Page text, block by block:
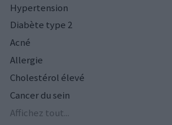
Hypertension
Diabète type 2
Acné
Allergie
Cholestérol élevé
Cancer du sein
Affichez tout...